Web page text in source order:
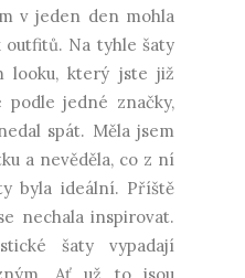
v jeden den mohla
Na tyhle šaty
looku, který jste již
jedné značky,
spát. Měla jsem
a nevěděla, co z ní
byla ideální. Příště
nechala inspirovat.
šaty vypadají